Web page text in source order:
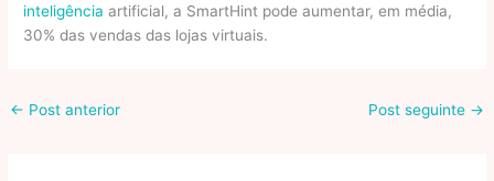
inteligência artificial, a SmartHint pode aumentar, em média,
30% das vendas das lojas virtuais.
← Post anterior Post seguinte →